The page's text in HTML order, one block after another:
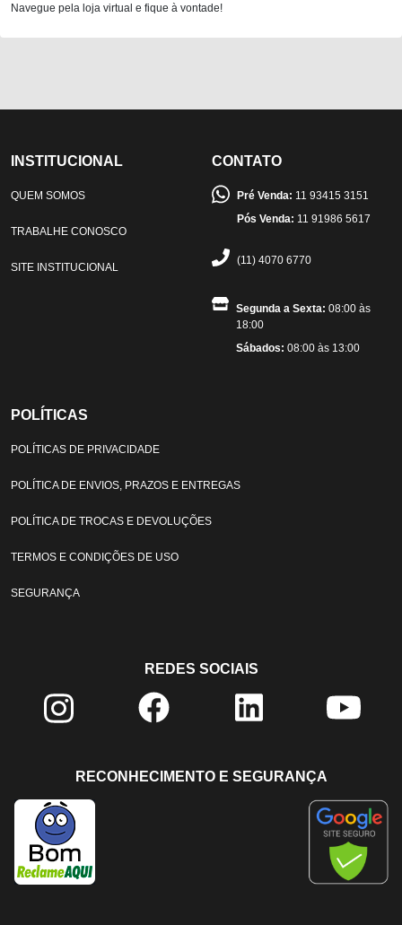
Navegue pela loja virtual e fique à vontade!
INSTITUCIONAL
QUEM SOMOS
TRABALHE CONOSCO
SITE INSTITUCIONAL
CONTATO
Pré Venda: 11 93415 3151
Pós Venda: 11 91986 5617
(11) 4070 6770
Segunda a Sexta: 08:00 às
18:00
Sábados: 08:00 às 13:00
POLÍTICAS
POLÍTICAS DE PRIVACIDADE
POLÍTICA DE ENVIOS, PRAZOS E ENTREGAS
POLÍTICA DE TROCAS E DEVOLUÇÕES
TERMOS E CONDIÇÕES DE USO
SEGURANÇA
REDES SOCIAIS
RECONHECIMENTO E SEGURANÇA